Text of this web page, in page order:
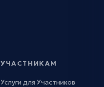
УЧАСТНИКАМ
Услуги для Участников